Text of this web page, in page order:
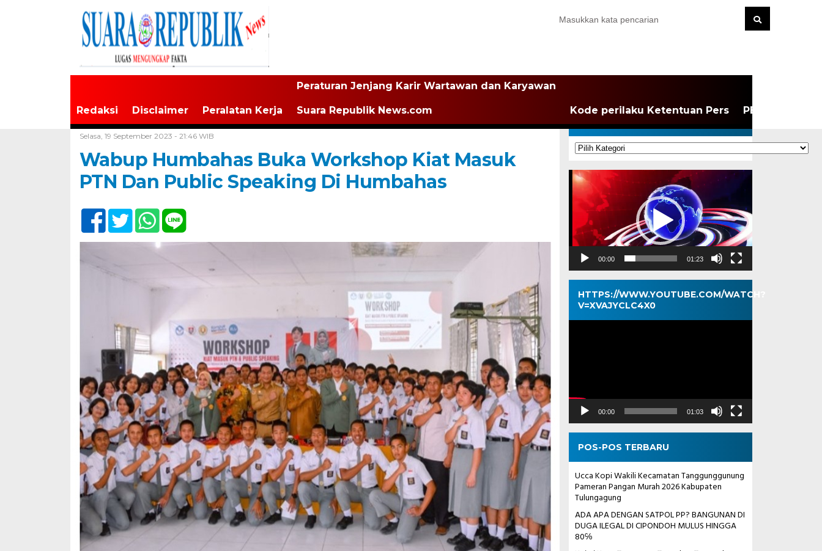
Redaksi Disclaimer Peralatan Kerja
Peraturan Jenjang Karir Wartawan dan Karyawan
Suara Republik News.com Kode perilaku Ketentuan Pers PEDOMAN
Selasa, 19 September 2023 - 21:46 WIB
Wabup Humbahas Buka Workshop Kiat Masuk
PTN Dan Public Speaking Di Humbahas
KATEGORI
Kategori
Pemutar
Video
00:00 01:23
HTTPS://WWW.YOUTUBE.COM/WATCH?
V=XVAJYCLC4X0
Pemutar
00:00 01:03
POS-POS TERBARU
Ucca Kopi Wakili Kecamatan Tanggunggunung
Pameran Pangan Murah 2026 Kabupaten
Tulungagung
ADA APA DENGAN SATPOL PP? BANGUNAN DI
DUGA ILEGAL DI CIPONDOH MULUS HINGGA
80℅